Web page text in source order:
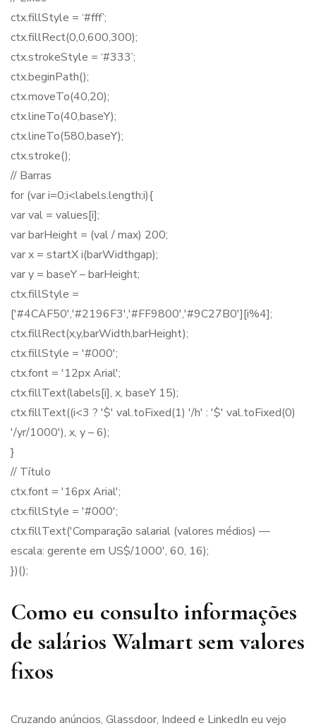
ctx.fillStyle = ‘#fff’;
ctx.fillRect(0,0,600,300);
ctx.strokeStyle = ‘#333’;
ctx.beginPath();
ctx.moveTo(40,20);
ctx.lineTo(40,baseY);
ctx.lineTo(580,baseY);
ctx.stroke();
// Barras
for (var i=0;i<labels.length;i){
var val = values[i];
var barHeight = (val / max) 200;
var x = startX i(barWidthgap);
var y = baseY – barHeight;
ctx.fillStyle =
['#4CAF50','#2196F3','#FF9800','#9C27B0'][i%4];
ctx.fillRect(x,y,barWidth,barHeight);
ctx.fillStyle = '#000';
ctx.font = '12px Arial';
ctx.fillText(labels[i], x, baseY 15);
ctx.fillText((i<3 ? '$' val.toFixed(1) '/h' : '$' val.toFixed(0)
'/yr/1000'), x, y – 6);
}
// Título
ctx.font = '16px Arial';
ctx.fillStyle = '#000';
ctx.fillText('Comparação salarial (valores médios) —
escala: gerente em US$/1000', 60, 16);
})();
Como eu consulto informações
de salários Walmart sem valores
fixos
Cruzando anúncios, Glassdoor, Indeed e LinkedIn eu vejo